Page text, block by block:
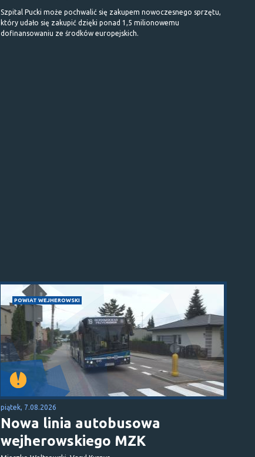
Szpital Pucki może pochwalić się zakupem nowoczesnego sprzętu,
który udało się zakupić dzięki ponad 1,5 milionowemu
dofinansowaniu ze środków europejskich.
POWIAT WEJHEROWSKI
piątek, 7.08.2026
Nowa linia autobusowa
wejherowskiego MZK